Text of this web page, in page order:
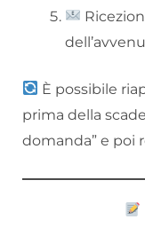
È possibile
prima della
domanda” e poi